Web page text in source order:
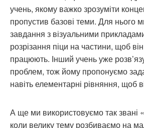
учень, якому важко зрозуміти
пропустив базові теми. Для нього
завдання з візуальними
розрізання піци на частини, щоб
працюють. Інший учень уже
проблем, тож йому пропонуємо
навіть елементарні рівняння, щоб
А ще ми використовуємо так звані
коли велику тему розбиваємо на